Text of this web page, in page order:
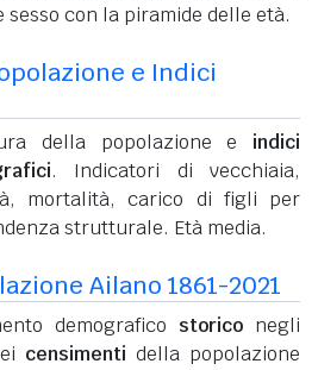
con la piramide delle età.
e Indici
della popolazione e indici
. Indicatori di vecchiaia,
mortalità, carico di figli per
strutturale. Età media.
Ailano 1861-2021
demografico storico negli
censimenti della popolazione